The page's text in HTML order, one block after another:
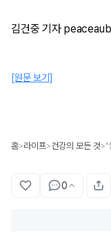
김건중 기자
[원문 보기]
홈>라이프>건강의 모든 것>"
0